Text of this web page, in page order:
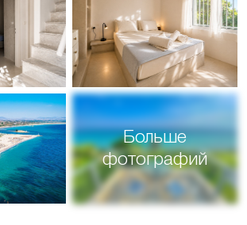
Больше
фотографий